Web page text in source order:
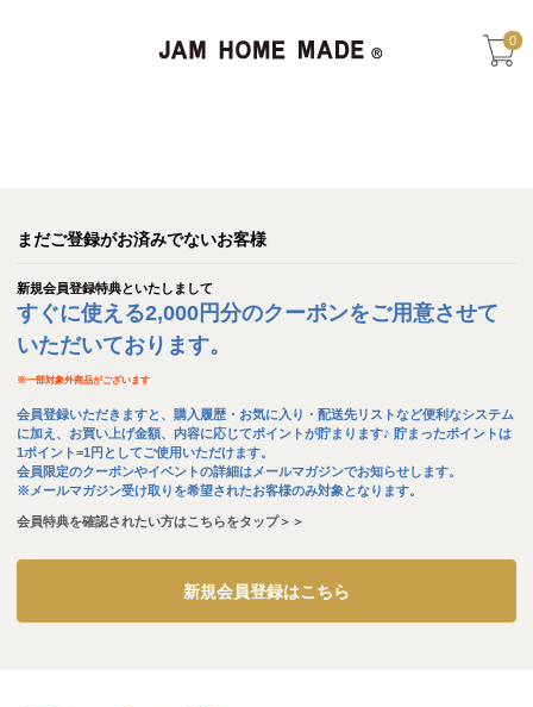
0
まだご登録がお済みでないお客様
新規会員登録特典といたしまして
すぐに使える2,000円分のクーポンをご用意させて
いただいております。
※一部対象外商品がございます
会員登録いただきますと、購入履歴・お気に入り・配送先リストなど便利なシステム
に加え、お買い上げ金額、内容に応じてポイントが貯まります♪ 貯まったポイントは
1ポイント=1円としてご使用いただけます。
会員限定のクーポンやイベントの詳細はメールマガジンでお知らせします。
※メールマガジン受け取りを希望されたお客様のみ対象となります。
会員特典を確認されたい方はこちらをタップ＞＞
新規会員登録はこちら